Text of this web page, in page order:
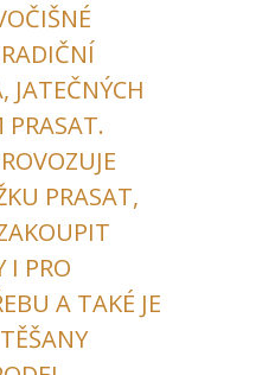
JATEČNÝCH
PRASAT.
PRASAT,
I PRO
A TAKÉ JE